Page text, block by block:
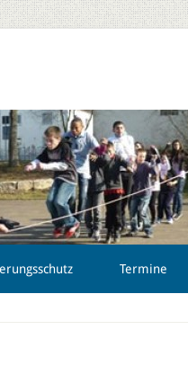
Termine